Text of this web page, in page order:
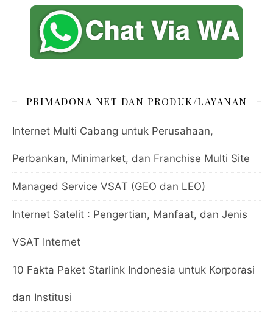
PRIMADONA NET DAN PRODUK/LAYANAN
Internet Multi Cabang untuk Perusahaan,
Perbankan, Minimarket, dan Franchise Multi Site
Managed Service VSAT (GEO dan LEO)
Internet Satelit : Pengertian, Manfaat, dan Jenis
VSAT Internet
10 Fakta Paket Starlink Indonesia untuk Korporasi
dan Institusi